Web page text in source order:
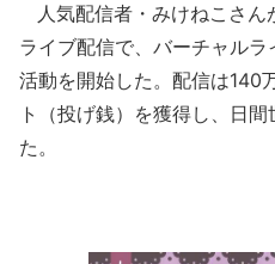
人気配信者・みけねこさ
ライブ配信で、バーチャル
活動を開始した。配信は140
ト（投げ銭）を獲得し、日
た。